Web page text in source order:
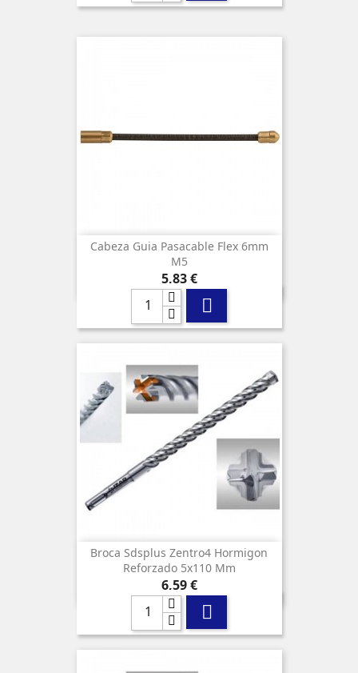
Cabeza Guia Pasacable Flex 6mm
M5
Precio
5,83 €

Broca Sdsplus Zentro4 Hormigon
Reforzado 5x110 Mm
Precio
6,59 €
